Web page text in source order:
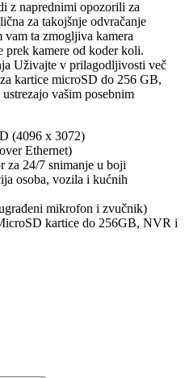
z naprednimi opozorili za
za takojšnje odvračanje
ta zmogljiva kamera
prek kamere od koder koli.
Uživajte v prilagodljivosti več
kartice microSD do 256 GB,
vašim posebnim
(4096 x 3072)
Ethernet)
za 24/7 snimanje u boji
osoba, vozila i kućnih
mikrofon i zvučnik)
kartice do 256GB, NVR i